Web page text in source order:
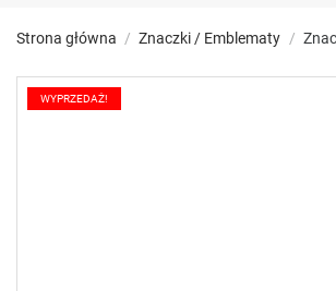
Strona główna Znaczki / Emblematy
WYPRZEDAŻ!